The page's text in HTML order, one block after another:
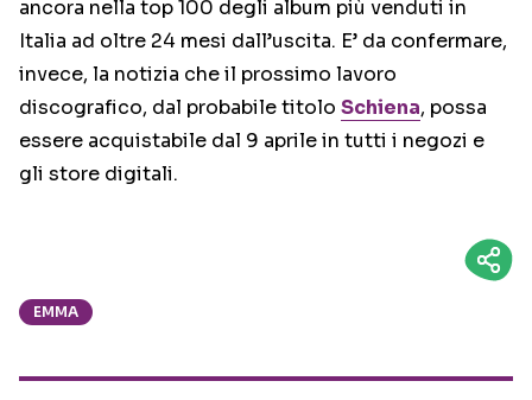
ancora nella top 100 degli album più venduti in
Italia ad oltre 24 mesi dall’uscita. E’ da confermare,
invece, la notizia che il prossimo lavoro
discografico, dal probabile titolo Schiena, possa
essere acquistabile dal 9 aprile in tutti i negozi e
gli store digitali.
EMMA